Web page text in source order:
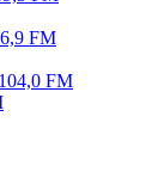
FM
FM